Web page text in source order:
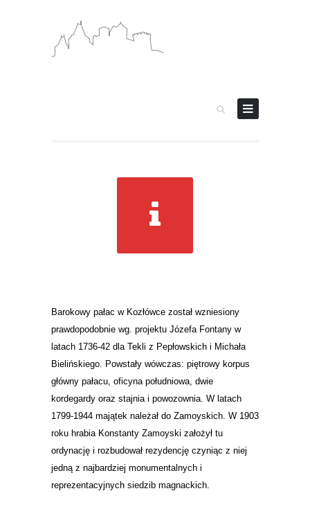
Barokowy pałac w Kozłówce został wzniesiony
prawdopodobnie wg. projektu Józefa Fontany w
latach 1736-42 dla Tekli z Pepłowskich i Michała
Bielińskiego. Powstały wówczas: piętrowy korpus
główny pałacu, oficyna południowa, dwie
kordegardy oraz stajnia i powozownia. W latach
1799-1944 majątek należał do Zamoyskich. W 1903
roku hrabia Konstanty Zamoyski założył tu
ordynację i rozbudował rezydencję czyniąc z niej
jedną z najbardziej monumentalnych i
reprezentacyjnych siedzib magnackich.